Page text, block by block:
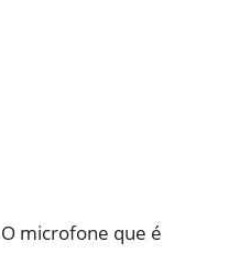
microfone que é